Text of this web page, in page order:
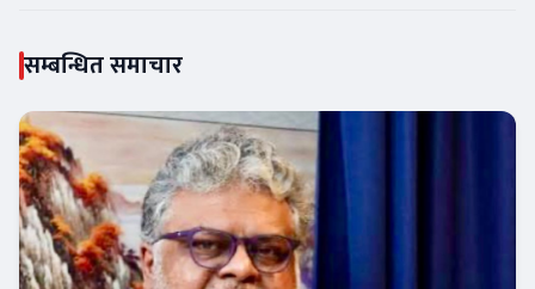
सम्बन्धित समाचार